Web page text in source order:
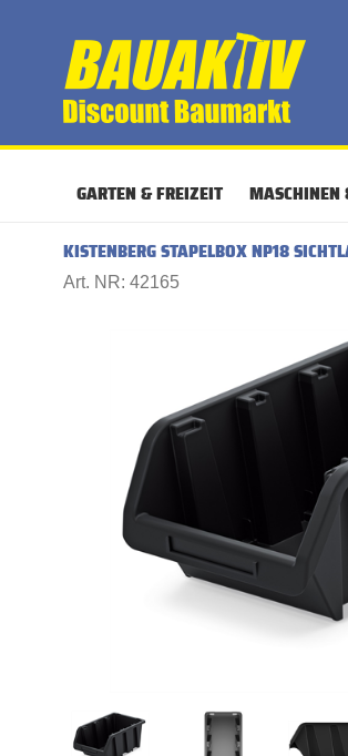
GARTEN & FREIZEIT MASCHINEN
KISTENBERG STAPELBOX NP18
Art. NR: 42165